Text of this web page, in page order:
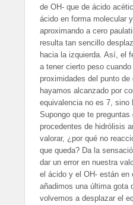
de OH- que de ácido
ácido en forma molecular
aproximando a cero
resulta tan sencillo
hacia la izquierda. Así, el
a tener cierto peso
proximidades del punto
hayamos alcanzado por
equivalencia no es 7, sino
Supongo que te
procedentes de hidrólisis
valorar, ¿por qué no
que queda? Da la
dar un error en nuestra
el ácido y el OH- están en
añadimos una última gota
volvemos a desplazar el